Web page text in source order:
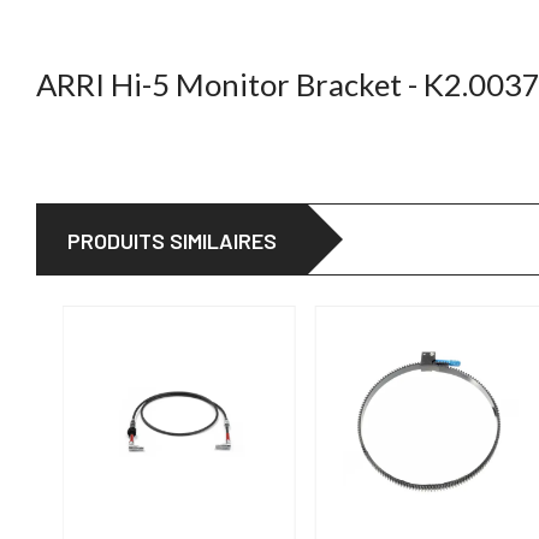
ARRI Hi-5 Monitor Bracket -
PRODUITS SIMILAIRES